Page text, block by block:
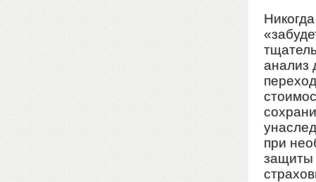
анализ
при
защиты